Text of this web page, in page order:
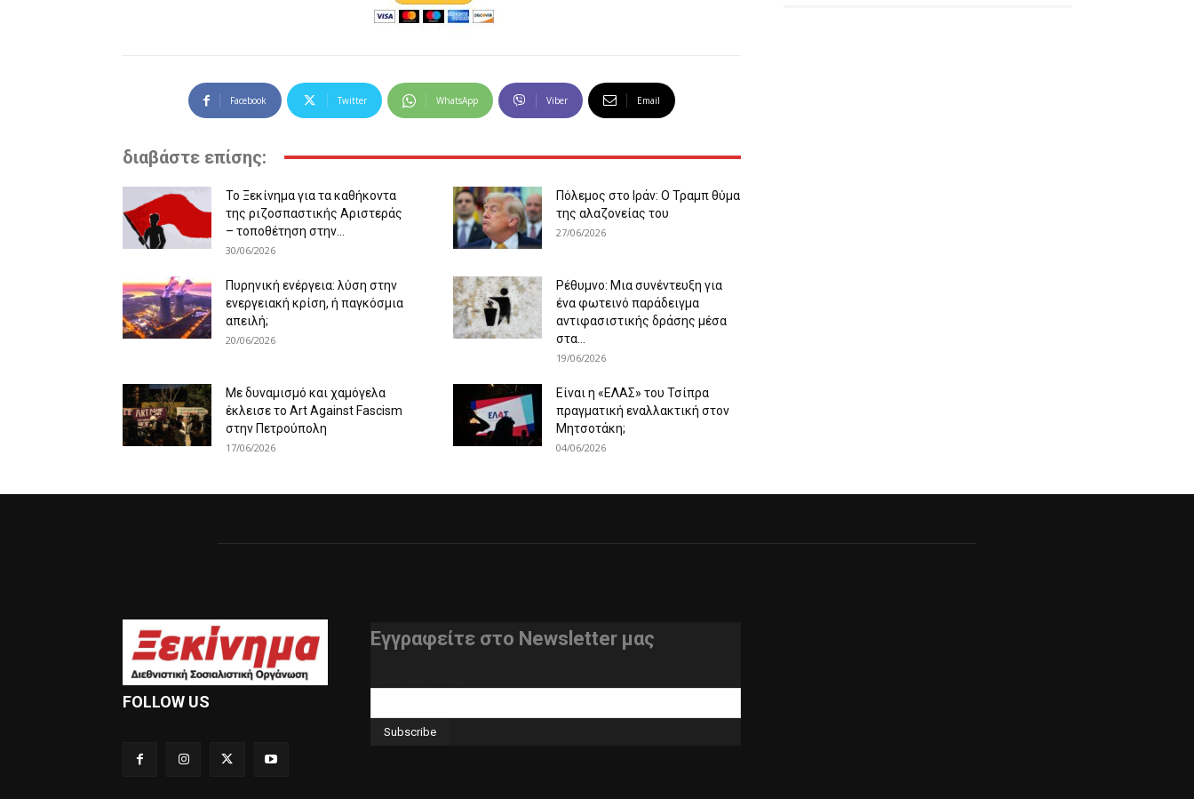
Facebook Twitter WhatsApp Viber Email
διαβάστε επίσης:
Το Ξεκίνημα για τα καθήκοντα
της ριζοσπαστικής Αριστεράς
– τοποθέτηση στην...
30/06/2026
Πόλεμος στο Ιράν: Ο Τραμπ θύμα
της αλαζονείας του
27/06/2026
Πυρηνική ενέργεια: λύση στην
ενεργειακή κρίση, ή παγκόσμια
απειλή;
20/06/2026
Ρέθυμνο: Μια συνέντευξη για
ένα φωτεινό παράδειγμα
αντιφασιστικής δράσης μέσα
στα...
19/06/2026
Με δυναμισμό και χαμόγελα
έκλεισε το Art Against Fascism
στην Πετρούπολη
17/06/2026
Είναι η «ΕΛΑΣ» του Τσίπρα
πραγματική εναλλακτική στον
Μητσοτάκη;
04/06/2026
FOLLOW US
Εγγραφείτε στο Newsletter μας